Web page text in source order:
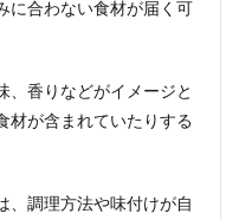
合わない食材が届く可
、香りなどがイメージと
材が含まれていたりする
、調理方法や味付けが自